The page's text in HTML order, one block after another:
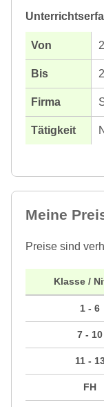
Meine
Preise sind
Klasse /
1 - 6
7 - 10
11 -
FH